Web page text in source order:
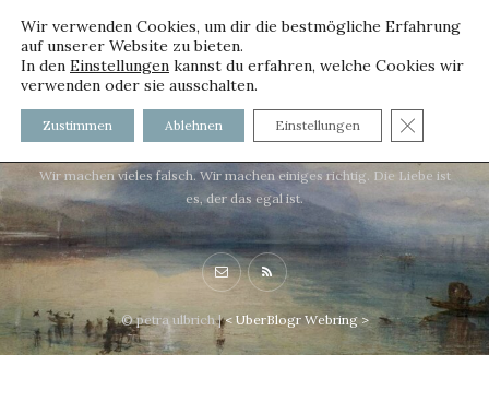
voller worte - mit und ohne
Innenfutter
Wir machen vieles falsch. Wir machen einiges richtig. Die Liebe ist
es, der das egal ist.
© petra ulbrich |< UberBlogr Webring >
Wir verwenden Cookies, um dir die bestmögliche Erfahrung
auf unserer Website zu bieten.
In den Einstellungen kannst du erfahren, welche Cookies wir
verwenden oder sie ausschalten.
Zustimmen Ablehnen Einstellungen GDPR